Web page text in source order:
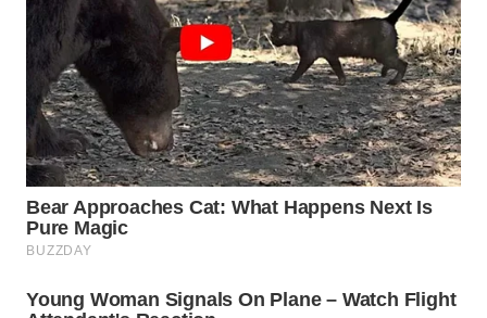
WN
SAMOSIR
WN
PADANG
LAWAS
WN
SUMEDANG
WN